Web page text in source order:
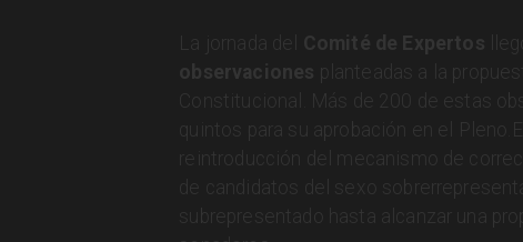
​La jornada del Comité de Expertos
observaciones
planteadas a la
Constitucional. Más de 200 de estas
quintos para su aprobación en el
reintroducción del mecanismo de
de candidatos del sexo
subrepresentado hasta alcanzar una